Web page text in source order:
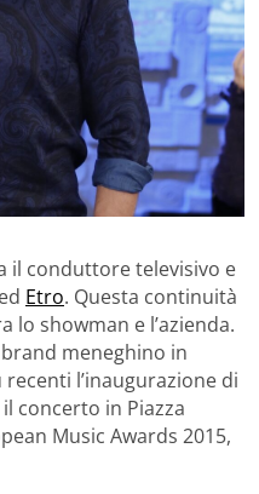
il conduttore televisivo e
Etro. Questa continuità
lo showman e l’azienda.
meneghino in
l’inaugurazione di
il concerto in Piazza
Music Awards 2015,